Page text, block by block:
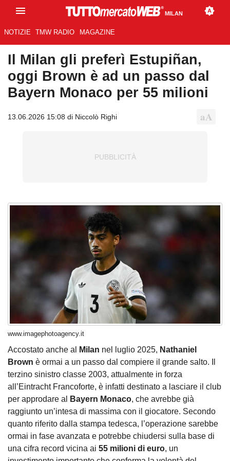
MILAN
NOTIZIE TMW RADIO MAGAZINE
Il Milan gli preferì Estupiñan,
oggi Brown è ad un passo dal
Bayern Monaco per 55 milioni
13.06.2026 15:08 di Niccolò Righi
www.imagephotoagency.it
Accostato anche al Milan nel luglio 2025, Nathaniel
Brown è ormai a un passo dal compiere il grande salto. Il
terzino sinistro classe 2003, attualmente in forza
all’Eintracht Francoforte, è infatti destinato a lasciare il club
per approdare al
Bayern Monaco, che avrebbe già
raggiunto un’intesa di massima con il giocatore. Secondo
quanto riferito dalla stampa tedesca, l’operazione sarebbe
ormai in fase avanzata e potrebbe chiudersi sulla base di
una cifra record vicina ai 55 milioni di euro, un